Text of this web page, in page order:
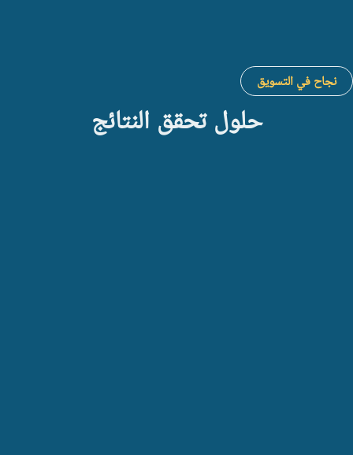
نجاح في التسويق
حلول تحقق النتائج